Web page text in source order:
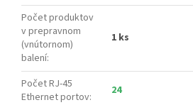
Počet produktov
v prepravnom
(vnútornom)
balení:
1 ks
Počet RJ-45
Ethernet portov: 24